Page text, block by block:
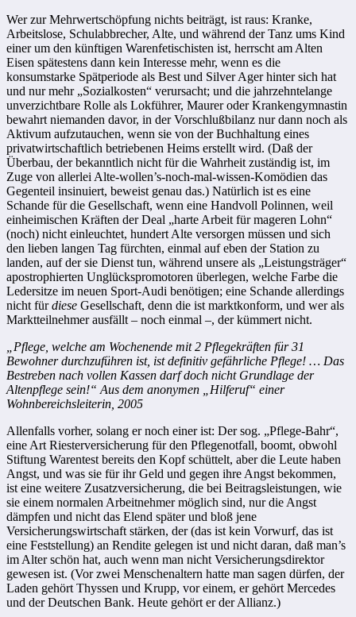
Wer zur Mehrwertschöpfung nichts beiträgt, ist raus: Kranke,
Arbeitslose, Schulabbrecher, Alte, und während der Tanz ums Kind
einer um den künftigen Warenfetischisten ist, herrscht am Alten
Eisen spätestens dann kein Interesse mehr, wenn es die
konsumstarke Spätperiode als Best und Silver Ager hinter sich hat
und nur mehr „Sozialkosten“ verursacht; und die jahrzehntelange
unverzichtbare Rolle als Lokführer, Maurer oder Krankengymnastin
bewahrt niemanden davor, in der Vorschlußbilanz nur dann noch als
Aktivum aufzutauchen, wenn sie von der Buchhaltung eines
privatwirtschaftlich betriebenen Heims erstellt wird. (Daß der
Überbau, der bekanntlich nicht für die Wahrheit zuständig ist, im
Zuge von allerlei Alte-wollen’s-noch-mal-wissen-Komödien das
Gegenteil insinuiert, beweist genau das.) Natürlich ist es eine
Schande für die Gesellschaft, wenn eine Handvoll Polinnen, weil
einheimischen Kräften der Deal „harte Arbeit für mageren Lohn“
(noch) nicht einleuchtet, hundert Alte versorgen müssen und sich
den lieben langen Tag fürchten, einmal auf eben der Station zu
landen, auf der sie Dienst tun, während unsere als „Leistungsträger“
apostrophierten Unglückspromotoren überlegen, welche Farbe die
Ledersitze im neuen Sport-Audi benötigen; eine Schande allerdings
nicht fürdiese Gesellschaft, denn die ist marktkonform, und wer als
Marktteilnehmer ausfällt – noch einmal –, der kümmert nicht.
„Pflege, welche am Wochenende mit 2 Pflegekräften für 31
Bewohner durchzuführen ist, ist definitiv gefährliche Pflege! … Das
Bestreben nach vollen Kassen darf doch nicht Grundlage der
Altenpflege sein!“ Aus dem anonymen „Hilferuf“ einer
Wohnbereichsleiterin, 2005
Allenfalls vorher, solang er noch einer ist: Der sog. „Pflege-Bahr“,
eine Art Riesterversicherung für den Pflegenotfall, boomt, obwohl
Stiftung Warentest bereits den Kopf schüttelt, aber die Leute haben
Angst, und was sie für ihr Geld und gegen ihre Angst bekommen,
ist eine weitere Zusatzversicherung, die bei Beitragsleistungen, wie
sie einem normalen Arbeitnehmer möglich sind, nur die Angst
dämpfen und nicht das Elend später und bloß jene
Versicherungswirtschaft stärken, der (das ist kein Vorwurf, das ist
eine Feststellung) an Rendite gelegen ist und nicht daran, daß man’s
im Alter schön hat, auch wenn man nicht Versicherungsdirektor
gewesen ist. (Vor zwei Menschenaltern hatte man sagen dürfen, der
Laden gehört Thyssen und Krupp, vor einem, er gehört Mercedes
und der Deutschen Bank. Heute gehört er der Allianz.)